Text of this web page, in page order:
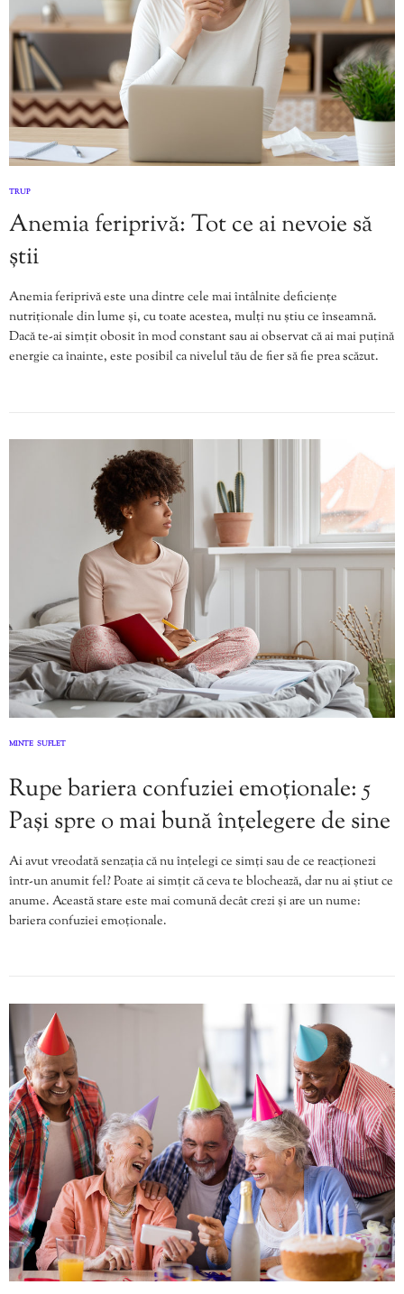
TRUP
Anemia feriprivă: Tot ce ai nevoie să
știi
Anemia feriprivă este una dintre cele mai întâlnite deficiențe
nutriționale din lume și, cu toate acestea, mulți nu știu ce înseamnă.
Dacă te-ai simțit obosit în mod constant sau ai observat că ai mai puțină
energie ca înainte, este posibil ca nivelul tău de fier să fie prea scăzut.
MINTE SUFLET
Rupe bariera confuziei emoționale: 5
Pași spre o mai bună înțelegere de sine
Ai avut vreodată senzația că nu înțelegi ce simți sau de ce reacționezi
într-un anumit fel? Poate ai simțit că ceva te blochează, dar nu ai știut ce
anume. Această stare este mai comună decât crezi și are un nume:
bariera confuziei emoționale.